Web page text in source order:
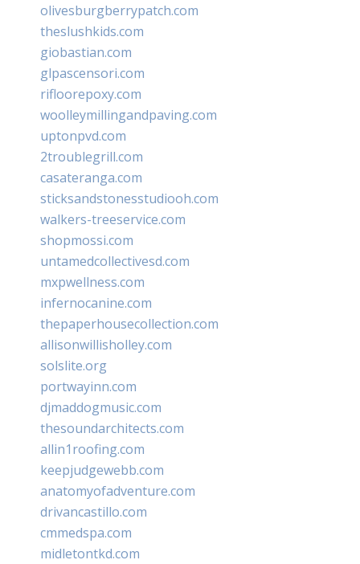
olivesburgberrypatch.com
theslushkids.com
giobastian.com
glpascensori.com
rifloorepoxy.com
woolleymillingandpaving.com
uptonpvd.com
2troublegrill.com
casateranga.com
sticksandstonesstudiooh.com
walkers-treeservice.com
shopmossi.com
untamedcollectivesd.com
mxpwellness.com
infernocanine.com
thepaperhousecollection.com
allisonwillisholley.com
solslite.org
portwayinn.com
djmaddogmusic.com
thesoundarchitects.com
allin1roofing.com
keepjudgewebb.com
anatomyofadventure.com
drivancastillo.com
cmmedspa.com
midletontkd.com